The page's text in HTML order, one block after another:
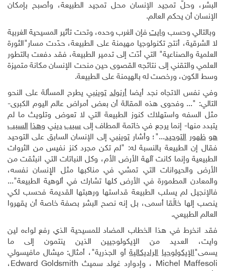
البشر، وحلّ تمجيد الإنسان محل تمجيد الطبيعة، وأصبح بإمكان
الإنسان أن يحكم العالم.
وبالتالي وحسب وايتفإن الغرب وحده، وتحت تأثير المسيحية الغربية
لا الشرقية، أنتج تكنولوجيا مهيمنة على الطبيعة، حدّدت مسار"الثورة
العلمية والصناعية" التي أدّت إلى تدمير الطبيعة، فقد دفعت بالتطور
العلمي والتقني إلى نتائجه القصوى حين منحت الإنسان مكانة متميزة
وسط الكون، ورخصت له بالهيمنة على الطبيعة.
وفي نفس الاتجاه نجد أيضا أرنولد توينبي يطرح المسألة على النحو
التالي: "... وفحوى هذه المقالة أن بعض أمراض عالم اليوم الكبرى-
مثل السفه واستهلاك كنوز الطبيعة التي لا تعوض وتلويث ما لم
يتبدد منها- إنما يرجع في خاتمة المطاف إلىسبب ديني وهذا السبب
هو ظهور التوحيد..."؛ وأشارتوينبيإلى الإنسان السابق على التوحيد
فقال إن الطبيعة بالنسبة له: "لم تكن مجرد كنز نفيس من الثروات
الطبيعية وإنما كانت آلهة الأرض الأم، وكل النباتات التي انبثقت من
الأرض والحيوانات التي تمشي في مناكبها مثل الإِنسان نفسه،
والمعادن المطمورة في الأرض كلها تشارك في ألوهية الطبيعة"...
فالإنجيل لم يسلب الطبيعة قداستها ورهبتها القديمة فحسب لكي
ينصب إلها خالَقا أسمى، بل إنه نصح البشر بصفة خاصة أن يقهروا
العالم الطبيعي.
فقد انخرط في هذا الخطاب المضاد للمسيحية الذي رفع لواءه لين
وايت، العديد من الإيكولوجيين الذين ينتمون إلى ما
يسمى"الإيكولوجيا الراديكاليةأو الجذرية"، أمثال: ميشال مافيسولي
Michel Maffesoli ، وإدوارد غولد سميث Edward Goldsmith ،